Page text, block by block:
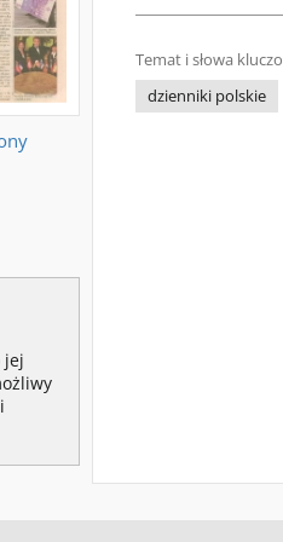
jej
Temat i słowa
dzienniki polskie